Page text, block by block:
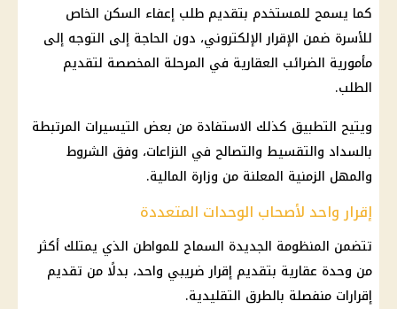
كما يسمح للمستخدم بتقديم طلب إعفاء السكن الخاص
للأسرة ضمن الإقرار الإلكتروني، دون الحاجة إلى التوجه إلى
مأمورية الضرائب العقارية في المرحلة المخصصة لتقديم
الطلب.
ويتيح التطبيق كذلك الاستفادة من بعض التيسيرات المرتبطة
بالسداد والتقسيط والتصالح في النزاعات، وفق الشروط
والمهل الزمنية المعلنة من وزارة المالية.
إقرار واحد لأصحاب الوحدات المتعددة
تتضمن المنظومة الجديدة السماح للمواطن الذي يمتلك أكثر
من وحدة عقارية بتقديم إقرار ضريبي واحد، بدلًا من تقديم
إقرارات منفصلة بالطرق التقليدية.